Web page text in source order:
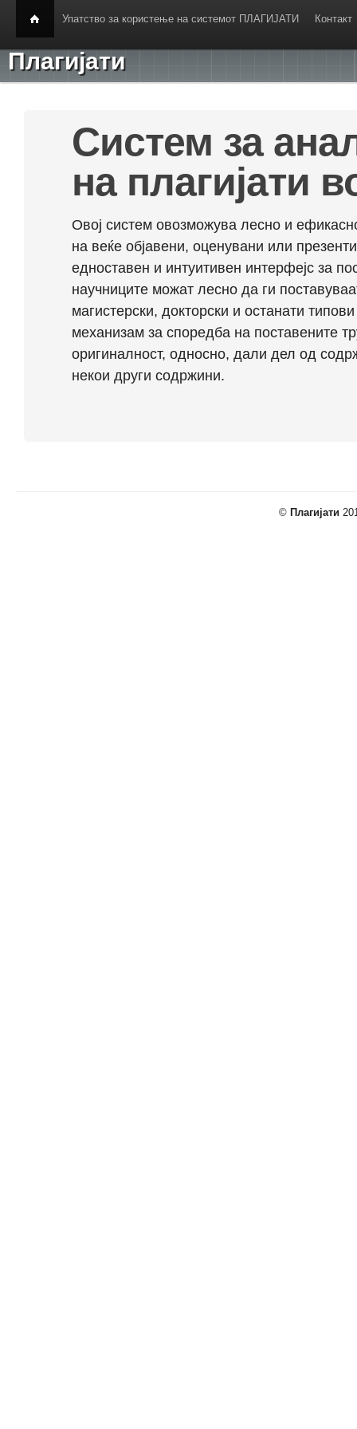
Упатство за користење на системот ПЛАГИЈАТИ Контакт
Плагијати
Систем за
на плагијати
Овој систем овозможува лесно и
на веќе објавени, оценувани или
едноставен и интуитивен интерфејс за
научниците можат лесно да ги
магистерски, докторски и останати
механизам за споредба на поставените
оригиналност, односно, дали дел од
некои други содржини.
© Плагијати